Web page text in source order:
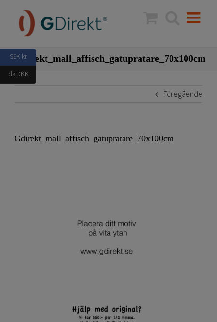
innehållet
Gdirekt_mall_affisch_gatupratare_70x100cm
Föregående
Gdirekt_mall_affisch_gatupratare_70x100cm
SEK kr
dk DKK